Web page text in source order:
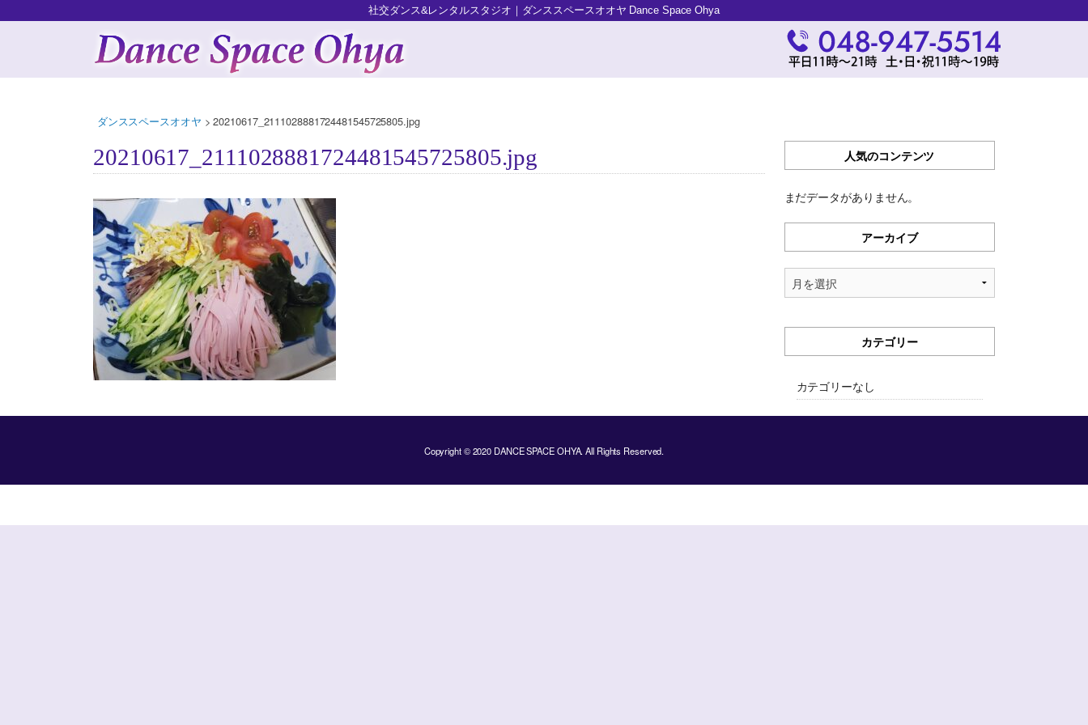
社交ダンス&レンタルスタジオ｜ダンススペースオオヤ Dance Space Ohya
ダンススペースオオヤ >20210617_2111028881724481545725805.jpg
20210617_2111028881724481545725805.jpg 人気のコンテンツ
まだデータがありません。
アーカイブ
ア
ー
ブ
カテゴリー
カテゴリーなし
Copyright © 2020 DANCE SPACE OHYA. All Rights Reserved.